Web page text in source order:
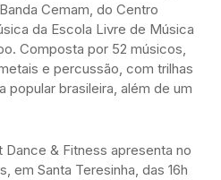
Cemam, do Centro
da Escola Livre de Música
Composta por 52 músicos,
e percussão, com trilhas
popular brasileira, além de um
Dance & Fitness apresenta no
em Santa Teresinha, das 16h